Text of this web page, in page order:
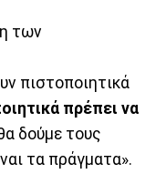
των
πιστοποιητικά
πρέπει να
δούμε τους
τα πράγματα».